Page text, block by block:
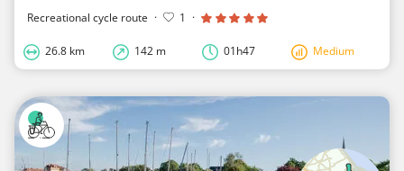
Recreational cycle route · 1 ·
26.8 km 142 m 01h47 Medium